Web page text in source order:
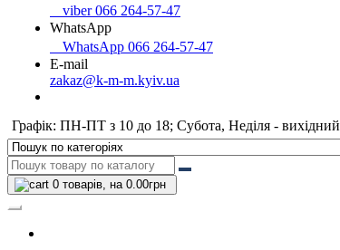
viber 066 264-57-47
WhatsApp
WhatsApp 066 264-57-47
E-mail
zakaz@k-m-m.kyiv.ua
Графік: ПН-ПТ з 10 до 18; Субота, Неділя - вихідний
0товарів, на 0.00грн